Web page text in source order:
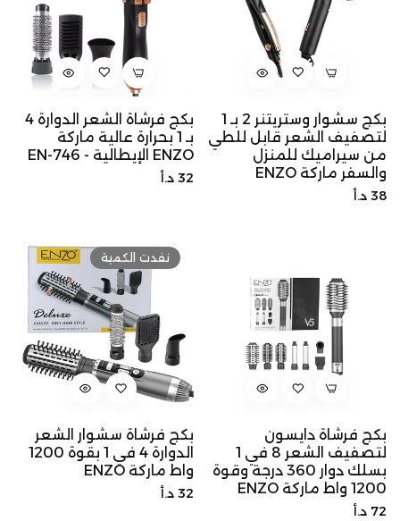
بكج سشوار وستريتنر 2 بـ 1
لتصفيف الشعر قابل للطي
من سيراميك للمنزل
والسفر ماركة ENZO
السعر
38 د.أ
بكج فرشاة الشعر الدوارة 4
بـ 1 بحرارة عالية ماركة
ENZO الإيطالية - EN-746
السعر
32 د.أ
بكج فرشاة دايسون
لتصفيف الشعر 8 في 1
بسلك دوار 360 درجة وقوة
1200 واط ماركة ENZO
السعر
72 د.أ
نفدت الكمية
بكج فرشاة سشوار الشعر
الدوارة 4 في 1 بقوة 1200
واط ماركة ENZO
السعر
32 د.أ